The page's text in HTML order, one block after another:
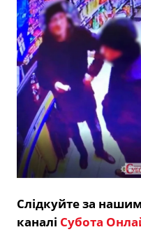
Слідкуйте за
каналі Субота